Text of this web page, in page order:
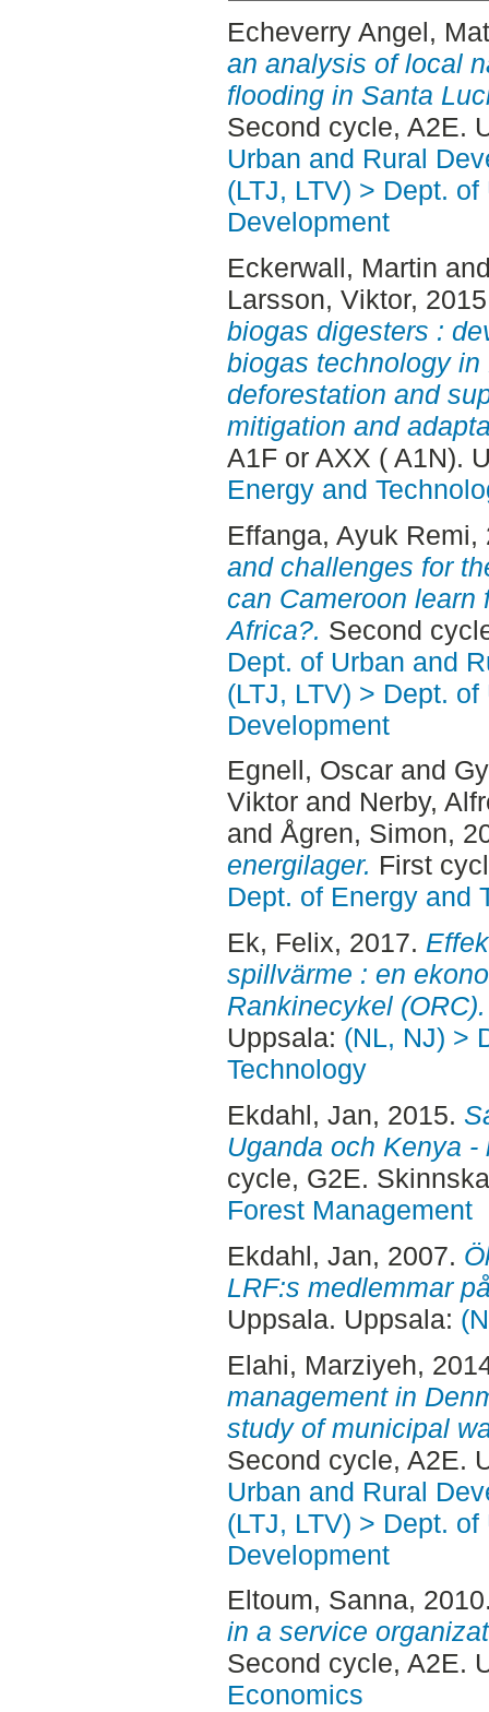
Echeverry Angel,
an analysis of local
flooding in Santa
Second cycle, A2E.
Urban and Rural
(LTJ, LTV) > Dept.
Development
Eckerwall, Martin
Larsson, Viktor,
biogas digesters :
biogas technology
deforestation and
mitigation and
A1F or AXX ( A1N).
Energy and
Effanga, Ayuk Remi,
and challenges for
can Cameroon learn
Africa?. Second
Dept. of Urban and
(LTJ, LTV) > Dept.
Development
Egnell, Oscarand
Viktorand Nerby,
and Ågren, Simon,
energilager. First
Dept. of Energy and
Ek, Felix, 2017.
spillvärme : en
Rankinecykel (ORC).
Uppsala: (NL, NJ) >
Technology
Ekdahl, Jan, 2015.
Uganda och Kenya
cycle, G2E.
Forest Management
Ekdahl, Jan, 2007.
LRF:s medlemmar
Uppsala. Uppsala:
Elahi, Marziyeh,
management in
study of municipal
Second cycle, A2E.
Urban and Rural
(LTJ, LTV) > Dept.
Development
Eltoum, Sanna,
in a service
Second cycle, A2E.
Economics